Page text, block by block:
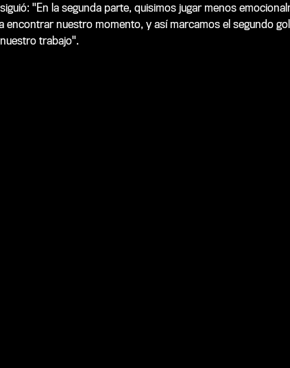
"En la segunda parte, quisimos jugar menos
encontrar nuestro momento, y así marcamos el segundo
trabajo".